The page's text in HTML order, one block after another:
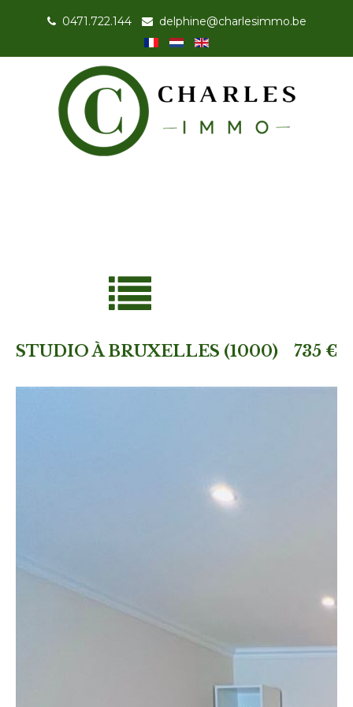
0471.722.144- delphine@charlesimmo.be
STUDIO À BRUXELLES (1000) 735 €